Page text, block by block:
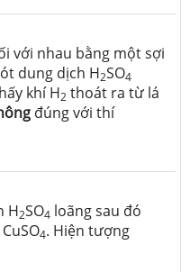
với nhau bằng một sợi
dung dịch H2SO4
khí H2 thoát ra từ lá
đúng với thí
H2SO4 loãng sau đó
4. Hiện tượng